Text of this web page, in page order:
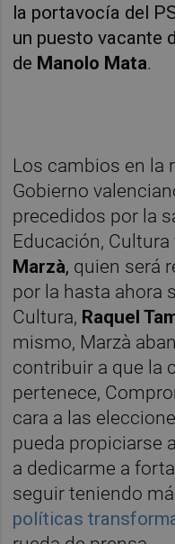
la portavocía del
un puesto vacante
de Manolo Mata.
Los cambios en la
Gobierno
precedidos por la
Educación,
Marzà, quien será
por la hasta ahora
Cultura, Raquel
mismo, Marzà
contribuir a que la
pertenece,
cara a las
pueda propiciarse
a dedicarme a
seguir teniendo
políticas